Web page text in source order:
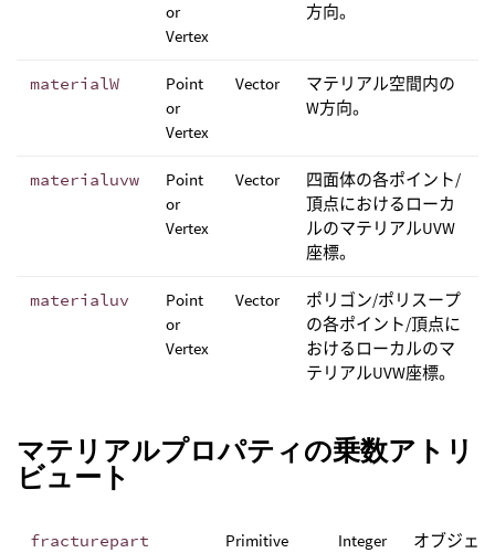
or
Vertex
方向。
materialW
Point
or
Vertex
Vector
マテリアル空間内の
W方向。
materialuvw
Point
or
Vertex
Vector
四面体の各ポイント/
頂点におけるローカ
ルのマテリアルUVW
座標。
materialuv
Point
or
Vertex
Vector
ポリゴン/ポリスープ
の各ポイント/頂点に
おけるローカルのマ
テリアルUVW座標。
マテリアルプロパティの乗数アトリ
ビュート
fracturepart Primitive Integer
オブジェ